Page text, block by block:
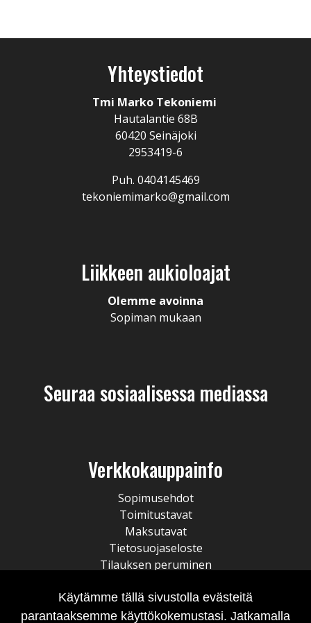
Yhteystiedot
Tmi Marko Tekoniemi
Hautalantie 68B
60420 Seinäjoki
2953419-6
Puh. 0404145469
tekoniemimarko@gmail.com
Liikkeen aukioloajat
Olemme avoinna
Sopiman mukaan
Seuraa sosiaalisessa mediassa
Verkkokauppainfo
Sopimusehdot
Toimitustavat
Maksutavat
Tietosuojaseloste
Tilauksen peruminen
Käytämme tällä sivustolla evästeitä
parantaaksemme käyttökokemustasi. Jatkamalla